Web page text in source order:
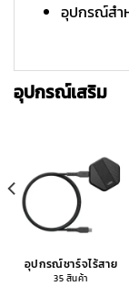
อุปกรณ์สำ
อุปกรณ์เสริม
อุปกรณ์ชาร์จไร้สาย
35 สินค้า